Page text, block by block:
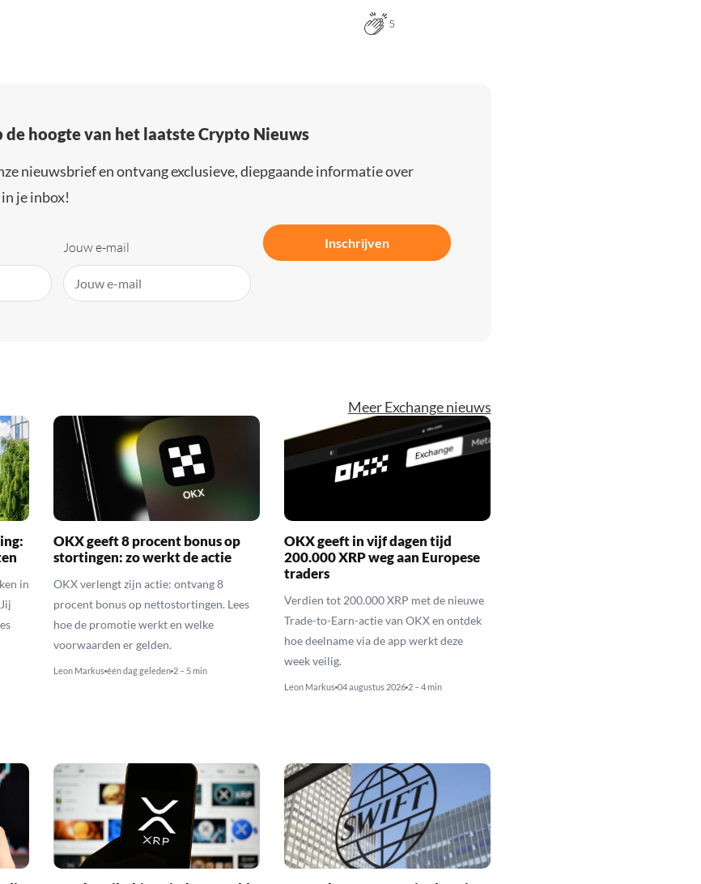
5
de hoogte van het laatste Crypto Nieuws
nieuwsbrief en ontvang exclusieve, diepgaande informatie over
je inbox!
Jouw e-mail Inschrijven
Meer Exchange nieuws
in
OKX geeft 8 procent bonus op
stortingen: zo werkt de actie
OKX verlengt zijn actie: ontvang 8
procent bonus op nettostortingen. Lees
hoe de promotie werkt en welke
voorwaarden er gelden.
Leon Markus één dag geleden 2 – 5 min
OKX geeft in vijf dagen tijd
200.000 XRP weg aan Europese
traders
Verdien tot 200.000 XRP met de nieuwe
Trade-to-Earn-actie van OKX en ontdek
hoe deelname via de app werkt deze
week veilig.
Leon Markus 04 augustus 2026 2 – 4 min